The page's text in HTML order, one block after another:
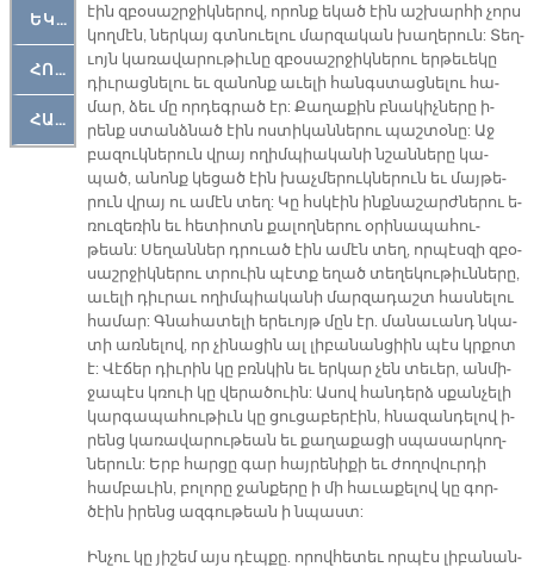
ԵԿԵՂԵՑԱԿԱՆ
ՀՈԳԵՄՏԱՒՈՐ
ՀԱՐԹԱԿ
էին զբօ­սաշր­ջիկ­նե­րով, ո­րոնք ե­կած էին աշ­խար­հի չորս
կող­մէն, ներ­կայ գտ­­նուե­լու մար­զա­կան խա­ղե­րուն: Տեղ­
ւոյն կա­ռա­վա­րու­թիւ­նը զբօ­սաշր­ջիկ­նե­րու եր­թե­ւե­կը
դիւ­րաց­նե­լու եւ զա­նոնք ա­ւե­լի հանգս­տաց­նե­լու հա­
մար, ձեւ մը որ­դեգ­րած էր: Քա­ղա­քին բնա­կիչ­նե­րը ի­
րենք ստանձ­նած էին ոս­տի­կան­նե­րու պաշ­տօ­նը: Աջ
բա­զուկ­նե­րուն վրայ ո­ղիմ­պիա­կա­նի նշան­նե­րը կա­
պած, ա­նոնք կե­ցած էին խաչ­մե­րուկ­նե­րուն եւ մայ­թե­
րուն վրայ ու ա­մէն տեղ: Կը հսկէին ինք­նա­շարժ­նե­րու ե­
ռու­զե­ռին եւ հե­տիոտն քա­լող­նե­րու օ­րի­նա­պա­հու­
թեան: Սե­ղան­ներ դրուած էին ա­մէն տեղ, որ­պէս­զի զբօ­
սաշրջիկ­նե­րու տրուին պէտք ե­ղած տե­ղե­կու­թիւն­նե­րը,
ա­ւե­լի դիւ­րաւ ո­ղիմ­պիա­կա­նի մար­զա­դաշտ հաս­նե­լու
հա­մար: Գնա­հա­տե­լի ե­րե­ւոյթ մըն էր. մա­նա­ւանդ նկա­
տի առ­նե­լով, որ չի­նա­ցին ալ լի­բա­նան­ցիին պէս կրքոտ
է: Վէ­ճեր դիւ­րին կը բռնկին եւ եր­կար չեն տե­ւեր, ան­մի­
ջա­պէս կռուի կը վե­րա­ծուին: Ա­սով հան­դերձ սքան­չե­լի
կար­գա­պա­հու­թիւն կը ցու­ցա­բե­րէին, հնա­զան­դե­լով ի­
րենց կա­ռա­վա­րու­թեան եւ քա­ղա­քա­ցի սպա­սար­կող­
նե­րուն: Երբ հար­ցը գար հայ­րե­նի­քի եւ ժո­ղո­վուր­դի
համ­բա­ւին, բո­լո­րը ջան­քե­րը ի մի հա­ւա­քե­լով կը գոր­
ծէին ի­րենց ազ­գու­թեան ի նպաստ:
Ին­չու կը յի­շեմ այս դէպ­քը. ո­րով­հե­տեւ որ­պէս լի­բա­նան­